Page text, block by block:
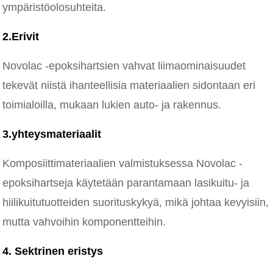
ympäristöolosuhteita.
2.Erivit
Novolac -epoksihartsien vahvat liimaominaisuudet
tekevät niistä ihanteellisia materiaalien sidontaan eri
toimialoilla, mukaan lukien auto- ja rakennus.
3.yhteysmateriaalit
Komposiittimateriaalien valmistuksessa Novolac -
epoksihartseja käytetään parantamaan lasikuitu- ja
hiilikuitutuotteiden suorituskykyä, mikä johtaa kevyisiin,
mutta vahvoihin komponentteihin.
4. Sektrinen eristys